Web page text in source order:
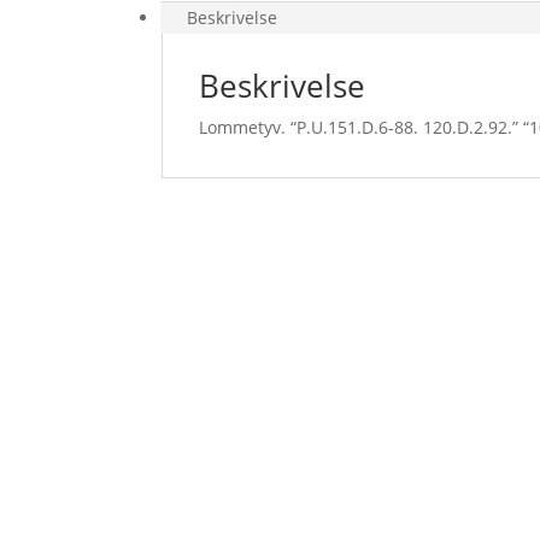
Beskrivelse
Beskrivelse
Lommetyv. “P.U.151.D.6-88. 120.D.2.92.”